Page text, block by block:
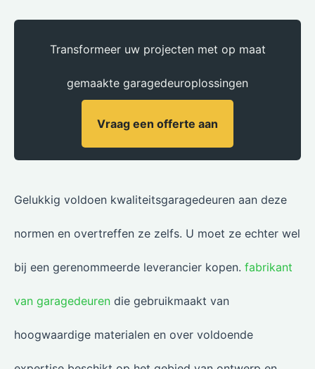
Transformeer uw projecten met op maat
gemaakte garagedeuroplossingen
Vraag een offerte aan
Gelukkig voldoen kwaliteitsgaragedeuren aan deze
normen en overtreffen ze zelfs. U moet ze echter wel
bij een gerenommeerde leverancier kopen. fabrikant
van garagedeuren die gebruikmaakt van
hoogwaardige materialen en over voldoende